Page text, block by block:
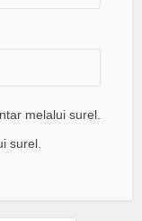
melalui surel.
surel.